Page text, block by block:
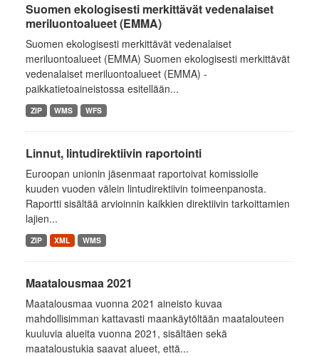
Suomen ekologisesti merkittävät vedenalaiset
meriluontoalueet (EMMA)
Suomen ekologisesti merkittävät vedenalaiset
meriluontoalueet (EMMA) Suomen ekologisesti merkittävät
vedenalaiset meriluontoalueet (EMMA) -
paikkatietoaineistossa esitellään...
ZIP WMS WFS
Linnut, lintudirektiivin raportointi
Euroopan unionin jäsenmaat raportoivat komissiolle
kuuden vuoden välein lintudirektiivin toimeenpanosta.
Raportti sisältää arvioinnin kaikkien direktiivin tarkoittamien
lajien...
ZIP XML WMS
Maatalousmaa 2021
Maatalousmaa vuonna 2021 aineisto kuvaa
mahdollisimman kattavasti maankäytöltään maatalouteen
kuuluvia alueita vuonna 2021, sisältäen sekä
maataloustukia saavat alueet, että...